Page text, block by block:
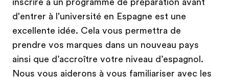
d'entrer à l'université en Espagne est une
excellente idée. Cela vous permettra de
prendre vos marques dans un nouveau pays
ainsi que d’accroître votre niveau d’espagnol.
Nous vous aiderons à vous familiariser avec les